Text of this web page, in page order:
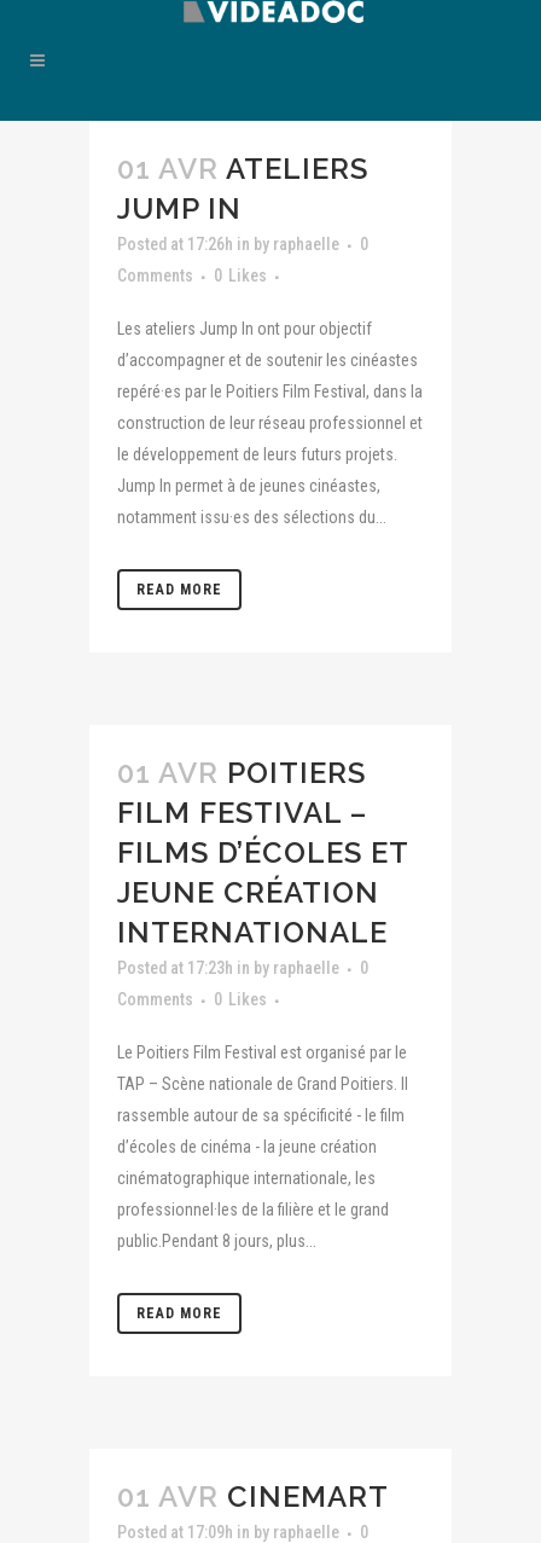
01 AVR ATELIERS
JUMP IN
Posted at 17:26h in by raphaelle
0
Comments
0 Likes
Les ateliers Jump In ont pour objectif
d’accompagner et de soutenir les cinéastes
repéré·es par le Poitiers Film Festival, dans la
construction de leur réseau professionnel et
le développement de leurs futurs projets.
Jump In permet à de jeunes cinéastes,
notamment issu·es des sélections du...
READ MORE
01 AVR POITIERS
FILM FESTIVAL –
FILMS D’ÉCOLES ET
JEUNE CRÉATION
INTERNATIONALE
Posted at 17:23h in by raphaelle
0
Comments
0 Likes
Le Poitiers Film Festival est organisé par le
TAP – Scène nationale de Grand Poitiers. Il
rassemble autour de sa spécificité - le film
d’écoles de cinéma - la jeune création
cinématographique internationale, les
professionnel·les de la filière et le grand
public.Pendant 8 jours, plus...
READ MORE
01 AVR CINEMART
Posted at 17:09h in by raphaelle
0